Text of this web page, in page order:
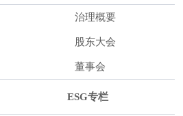
治理概要
股东大会
董事会
ESG专栏